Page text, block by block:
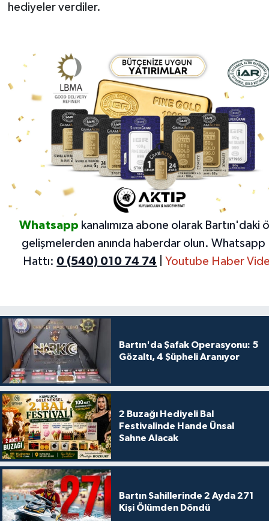
hediyeler verdiler.
Whatsapp kanalımıza abone olarak Bartın'daki
gelişmelerden anında haberdar olun. Whatsapp
Hattı: 0 (540) 010 74 74 Youtube Haber
Bartın'da Şafak Operasyonu: 5
Gözaltı, 4 Şüpheli Aranıyor
2 Buzağı Hediyeli Bal
Festivalinde Hande Ünsal
Sahne Alacak
Bartın Sahillerinde 2 Ayda 271
Kişi Ölümden Döndü